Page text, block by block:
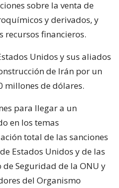
sobre la venta de
y derivados, y
recursos financieros.
Unidos y sus aliados
de Irán por un
millones de dólares.
para llegar a un
en los temas
total de las sanciones
Estados Unidos y de las
de Seguridad de la ONU y
del Organismo